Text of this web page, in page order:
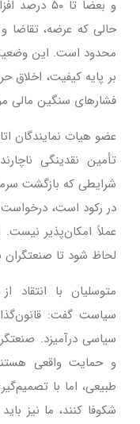
و بعضاً تا
حالی که عرضه، تقاضا
محدود است. این
بر پایه کیفیت، اخلاق
فشارهای سنگین مالی
عضو هیات نمایندگان
تأمین نقدینگی
شرایطی که بازگشت
در رکود است، درخواست
عملاً امکان‌پذیر
لحاظ شود تا صنعتگران
متوسلیان با انتقاد
سیاست گفت:
سیاسی درآمیزد.
و حمایت واقعی
طبیعی، اما با
شکوفا کنند، ما نیز